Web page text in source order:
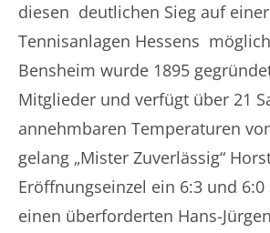
diesen deutlichen Sieg auf
Tennisanlagen Hessens
Bensheim wurde 1895
Mitglieder und verfügt über 21
annehmbaren Temperaturen
gelang „Mister Zuverlässig“
Eröffnungseinzel ein 6:3 und 6:0
einen überforderten Hans-